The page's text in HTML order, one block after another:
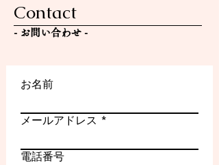
Contact
- ​お問い合わせ -
お名前
メールアドレス
電話番号